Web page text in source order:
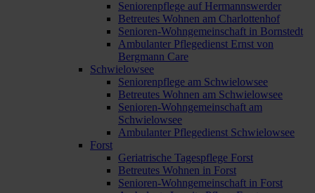
Seniorenpflege auf Hermannswerder
Betreutes Wohnen am Charlottenhof
Senioren-Wohngemeinschaft in Bornstedt
Ambulanter Pflegedienst Ernst von
Bergmann Care
Schwielowsee
Seniorenpflege am Schwielowsee
Betreutes Wohnen am Schwielowsee
Senioren-Wohngemeinschaft am
Schwielowsee
Ambulanter Pflegedienst Schwielowsee
Forst
Geriatrische Tagespflege Forst
Betreutes Wohnen in Forst
Senioren-Wohngemeinschaft in Forst